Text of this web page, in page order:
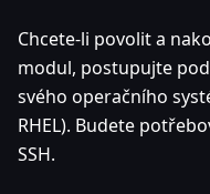
Chcete-li povolit a
modul, postupujte
svého operačního
RHEL). Budete
SSH.